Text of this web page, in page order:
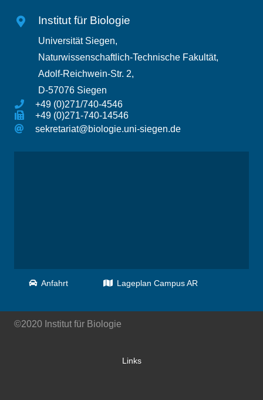
Institut für Biologie
Universität Siegen,
Naturwissenschaftlich-Technische Fakultät,
Adolf-Reichwein-Str. 2,
D-57076 Siegen
+49 (0)271/740-4546
+49 (0)271-740-14546
sekretariat@biologie.uni-siegen.de
Anfahrt Lageplan Campus AR
©2020 Institut für Biologie
Links